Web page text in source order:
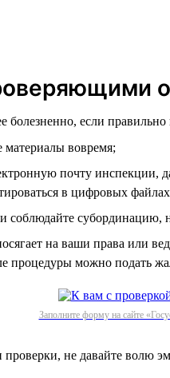
болезненно, если
материалы вовремя;
почту инспекции,
в цифровых
соблюдайте субординацию,
на ваши права или
процедуры можно подать
Заполните форму на сайте
проверки, не давайте волю